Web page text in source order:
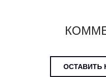
ОСТАВИТЬ